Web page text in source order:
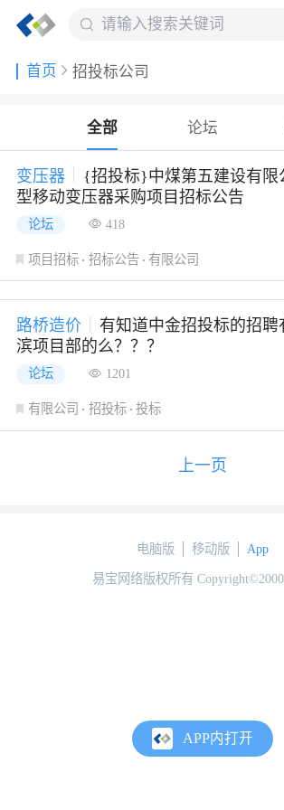
首页 招投标公司
全部 论坛
变压器
{招投标}中煤第五建设有限
型移动变压器采购项目招标公告
论坛 418
项目招标 招标公告 有限公司
路桥造价
有知道中金招投标的招聘
滨项目部的么？？？
论坛 1201
有限公司 招投标 投标
上一页
APP内打开
电脑版 移动版 App
易宝网络版权所有